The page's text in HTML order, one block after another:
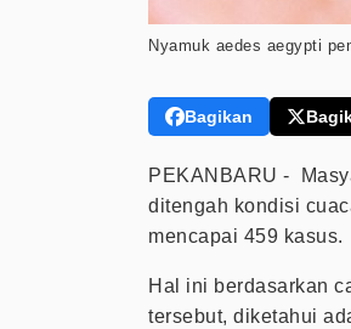
Nyamuk aedes aegypti
Bagikan
PEKANBARU -
ditengah kondisi
mencapai 459 kasus.
Hal ini berdasarkan
tersebut, diketahui